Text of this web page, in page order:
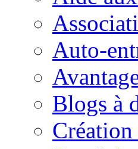
Auto-
Blogs à
Création